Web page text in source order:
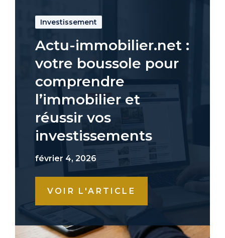
Investissement
Actu-immobilier.net :
votre boussole pour
comprendre
l’immobilier et
réussir vos
investissements
février 4, 2026
VOIR L'ARTICLE